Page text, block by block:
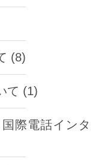
(8)
て (1)
際電話イン